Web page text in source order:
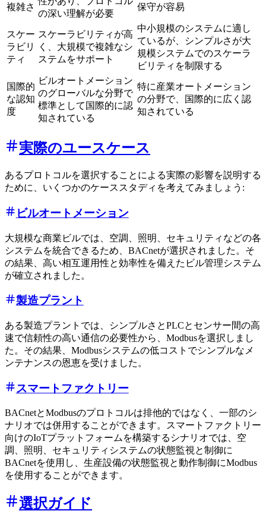
複雑さ
の深い理解が必要
保守が容易
スケー
ラビリ
ティ
スケーラビリティが高
く、大規模で複雑なシ
ステムをサポート
中小規模のシステムに適し
ているが、シンプルさが大
規模システムでのスケーラ
ビリティを制限する
国際的
な認知
度
ビルオートメーション
のグローバルな分野で
標準として国際的に認
知されている
特に産業オートメーション
の分野で、国際的に広く認
知されている
実際のユースケース
あるプロトコルを選択することによる実際の影響を説明する
ために、いくつかのケーススタディを考えてみましょう:
ビルオートメーション
大規模な商業ビルでは、空調、照明、セキュリティなどの各
システムを統合できるため、BACnetが選択されました。そ
の結果、高い相互運用性と効率性を備えたビル管理システム
が確立されました。
製造プラント
ある製造プラントでは、シンプルさとPLCとセンサー間の高
速で信頼性の高い通信の必要性から、Modbusを選択しまし
た。その結果、Modbusシステムの低コストでシンプルなメ
ンテナンスの恩恵を受けました。
スマートファクトリー
BACnetとModbusのプロトコルは排他的ではなく、一部のシ
ナリオでは併用することができます。スマートファクトリー
向けのIoTプラットフォームを構築するシナリオでは、空
調、照明、セキュリティシステムの状態監視と制御に
BACnetを使用し、生産設備の状態監視と動作制御にModbus
を使用することができます。
選択ガイド